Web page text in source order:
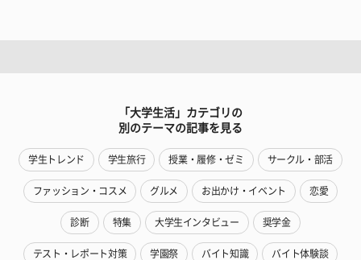
「大学生活」カテゴリの
別のテーマの記事を見る
学生トレンド 学生旅行 授業・履修・ゼミ サークル・部活
ファッション・コスメ グルメ お出かけ・イベント 恋愛
診断 特集 大学生インタビュー 奨学金
テスト・レポート対策 学園祭 バイト知識 バイト体験談